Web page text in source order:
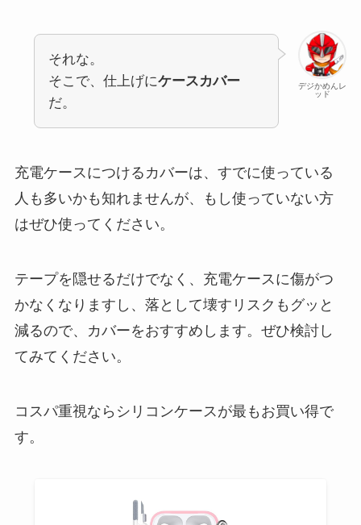
デジかめんレ
ッド
それな。
そこで、仕上げにケースカバー
だ。
充電ケースにつけるカバーは、すでに使っている
人も多いかも知れませんが、もし使っていない方
はぜひ使ってください。
テープを隠せるだけでなく、充電ケースに傷がつ
かなくなりますし、落として壊すリスクもグッと
減るので、カバーをおすすめします。ぜひ検討し
てみてください。
コスパ重視ならシリコンケースが最もお買い得で
す。